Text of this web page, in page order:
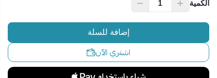
الكمية
إضافة للسلة
اشتري الآن